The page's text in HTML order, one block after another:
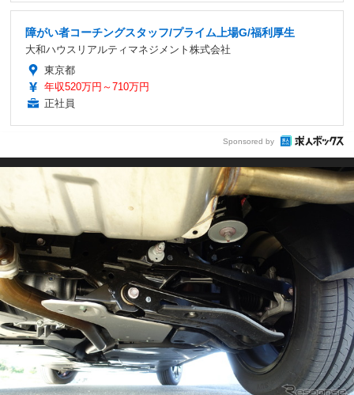
障がい者コーチングスタッフ/プライム上場G/福利厚生
大和ハウスリアルティマネジメント株式会社
東京都
年収520万円～710万円
正社員
Sponsored by